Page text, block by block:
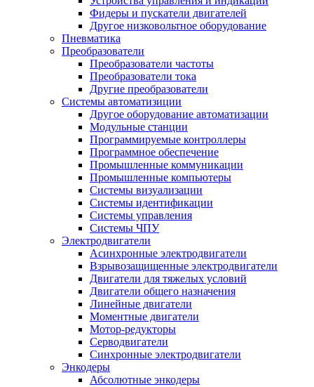
Фидеры и пускатели двигателей
Другое низковольтное оборудование
Пневматика
Преобразователи
Преобразователи частоты
Преобразователи тока
Другие преобразователи
Системы автоматизиции
Другое оборудование автоматизации
Модульные станции
Программируемые контроллеры
Программное обеспечение
Промышленные коммуникации
Промышленные компьютеры
Системы визуализации
Системы идентификации
Системы управления
Системы ЧПУ
Электродвигатели
Асинхронные электродвигатели
Взрывозащищенные электродвигатели
Двигатели для тяжелых условий
Двигатели общего назначения
Линейные двигатели
Моментные двигатели
Мотор-редукторы
Серводвигатели
Синхронные электродвигатели
Энкодеры
Абсолютные энкодеры